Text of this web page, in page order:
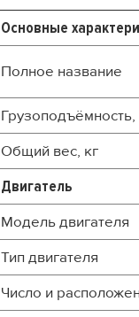
Основные
Полное название
Грузоподъёмность,
Общий вес, кг
Двигатель
Модель двигателя
Тип двигателя
Число и